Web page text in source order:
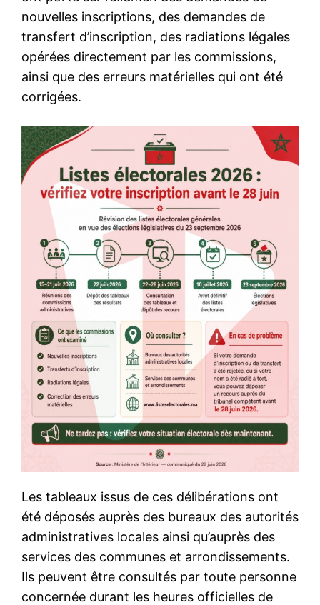
nouvelles inscriptions, des demandes de
transfert d’inscription, des radiations légales
opérées directement par les commissions,
ainsi que des erreurs matérielles qui ont été
corrigées.
Les tableaux issus de ces délibérations ont
été déposés auprès des bureaux des autorités
administratives locales ainsi qu’auprès des
services des communes et arrondissements.
Ils peuvent être consultés par toute personne
concernée durant les heures officielles de